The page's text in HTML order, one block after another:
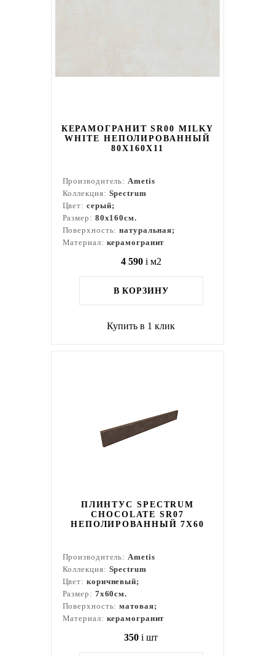
КЕРАМОГРАНИТ SR00 MILKY
WHITE НЕПОЛИРОВАННЫЙ
80X160Х11
Производитель:Ametis
Коллекция: Spectrum
Цвет: серый;
Размер: 80x160см.
Поверхность:натуральная;
Материал: керамогранит
4 590 i м2
В КОРЗИНУ
Купить в 1 клик
ПЛИНТУС SPECTRUM
CHOCOLATE SR07
НЕПОЛИРОВАННЫЙ 7X60
Производитель:Ametis
Коллекция: Spectrum
Цвет: коричневый;
Размер: 7x60см.
Поверхность:матовая;
Материал: керамогранит
350 i шт